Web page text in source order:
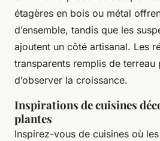
étagères en bois ou métal
d’ensemble, tandis que les
ajoutent un côté artisanal. Les
transparents remplis de terreau
d’observer la croissance.
Inspirations de cuisines
plantes
Inspirez-vous de cuisines où